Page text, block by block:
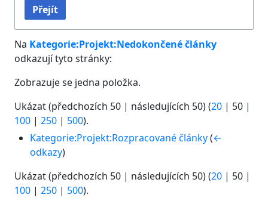
Přejít
Na Kategorie:Projekt:Nedokončené články
odkazují tyto stránky:
Zobrazuje se jedna položka.
Ukázat (předchozích 50 | následujících 50) (20 | 50 |
100 | 250 | 500).
Kategorie:Projekt:Rozpracované články (←
odkazy)
Ukázat (předchozích 50 | následujících 50) (20 | 50 |
100 | 250 | 500).